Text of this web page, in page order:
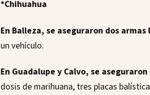
*Chihuahua
En Balleza, se aseguraron dos
un vehículo.
En Guadalupe y Calvo, se
dosis de marihuana, tres placas